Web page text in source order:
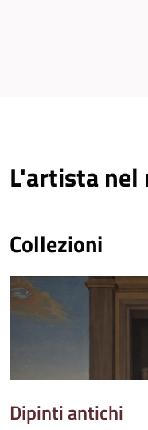
L'artista nel
Collezioni
Dipinti antichi